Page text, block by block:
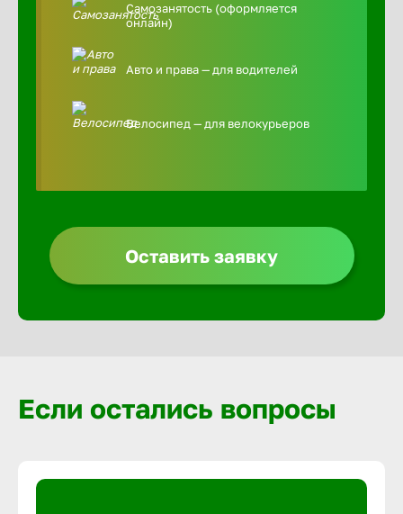
Самозанятость (оформляется
онлайн)
Авто и права — для водителей
Велосипед — для велокурьеров
Оставить заявку
Если остались вопросы